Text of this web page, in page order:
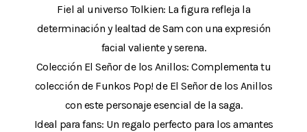
Fiel al universo Tolkien: La figura refleja la
determinación y lealtad de Sam con una expresión
facial valiente y serena.
Colección El Señor de los Anillos: Complementa tu
colección de Funkos Pop! de El Señor de los Anillos
con este personaje esencial de la saga.
Ideal para fans: Un regalo perfecto para los amantes